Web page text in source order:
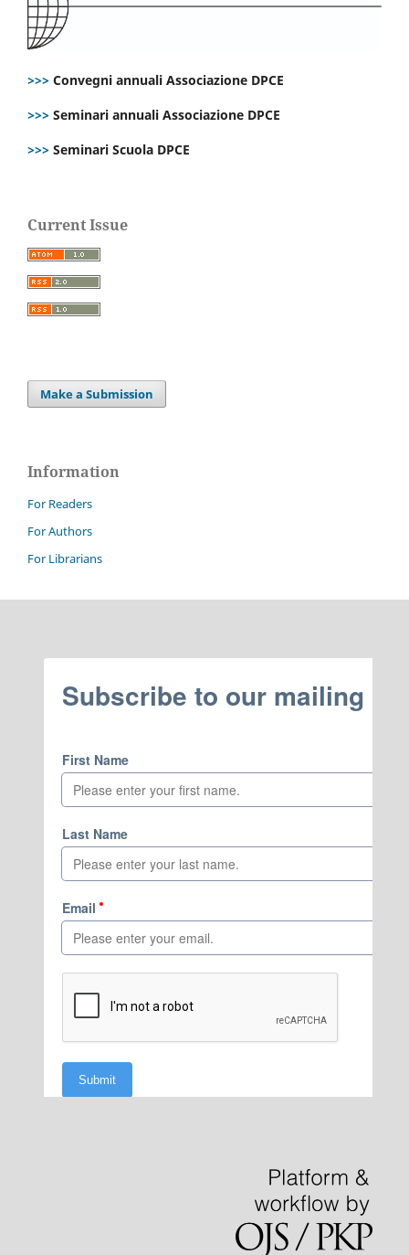
>>> Convegni annuali Associazione DPCE
>>> Seminari annuali Associazione DPCE
>>> Seminari Scuola DPCE
Current Issue
Make a Submission
Information
For Readers
For Authors
For Librarians